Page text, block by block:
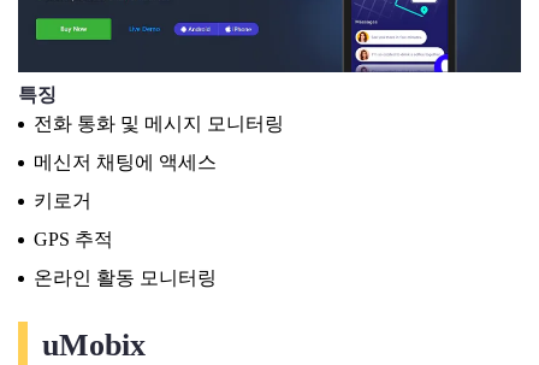
특징
전화 통화 및 메시지 모니터링
메신저 채팅에 액세스
키로거
GPS 추적
온라인 활동 모니터링
uMobix